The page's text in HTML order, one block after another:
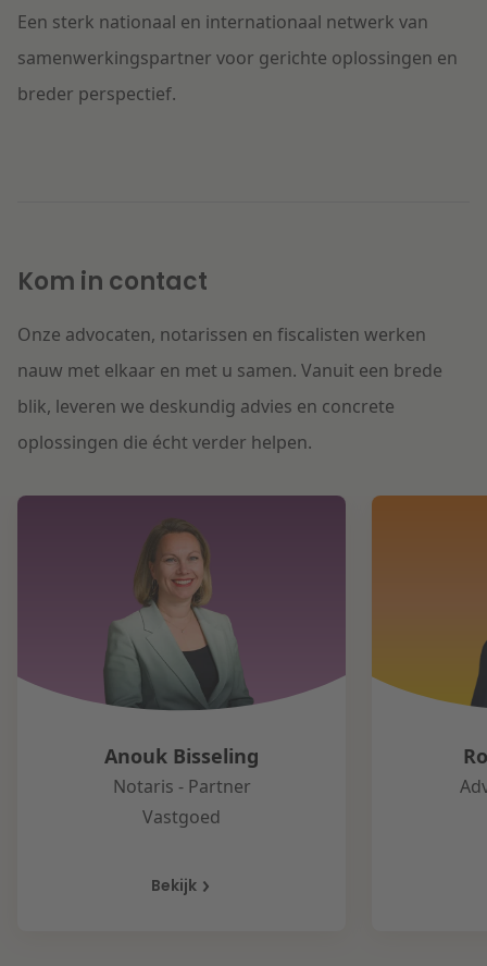
Een sterk nationaal en internationaal netwerk van
samenwerkingspartner voor gerichte oplossingen en
breder perspectief.
Kom in contact
Onze advocaten, notarissen en fiscalisten werken
nauw met elkaar en met u samen. Vanuit een brede
blik, leveren we deskundig advies en concrete
oplossingen die écht verder helpen.
Anouk Bisseling
Notaris - Partner
Vastgoed
Bekijk